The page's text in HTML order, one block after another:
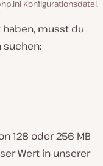
Konfigurationsdatei.
musst du
suchen:
128 oder 256 MB
Wert in unserer